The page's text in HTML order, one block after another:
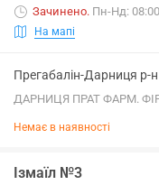
Зачинено. Пн-Нд:
На мапі
Прегабалін-Дарниця
ДАРНИЦЯ ПРАТ ФАРМ.
Немає в наявності
Ізмаїл №3